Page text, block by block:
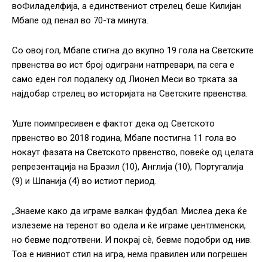
воФиладелфија, а единствениот стрелец беше Килијан
Мбапе од пенал во 70-та минута.
Со овој гол, Мбапе стигна до вкупно 19 гола на Светските
првенства во ист број одиграни натпревари, па сега е
само еден гол подалеку од Лионел Меси во трката за
најдобар стрелец во историјата на Светските првенства.
Уште поимпресивен е фактот дека од Светското
првенство во 2018 година, Мбапе постигна 11 гола во
нокаут фазата на Светското првенство, повеќе од целата
репрезентација на Бразил (10), Англија (10), Португалија
(9) и Шпанија (4) во истиот период.
„Знаеме како да играме валкан фудбал. Мислеа дека ќе
излеземе на теренот во одела и ќе играме џентлменски,
но бевме подготвени. И покрај сè, бевме подобри од нив.
Тоа е нивниот стил на игра, нема правилен или погрешен